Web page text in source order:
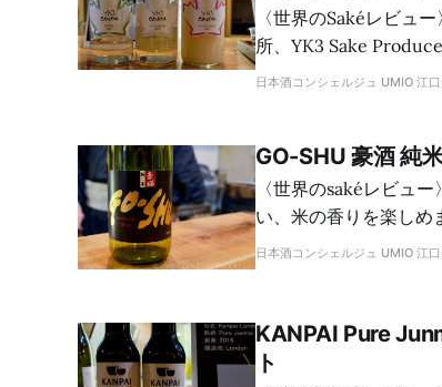
〈世界のSakéレビュ
所、YK3 Sake
日本酒コンシェルジュ UMIO 江
GO-SHU 豪酒 純
〈世界のsakéレビュ
い、米の香りを楽しめ
日本酒コンシェルジュ UMIO 江
KANPAI Pure
ト